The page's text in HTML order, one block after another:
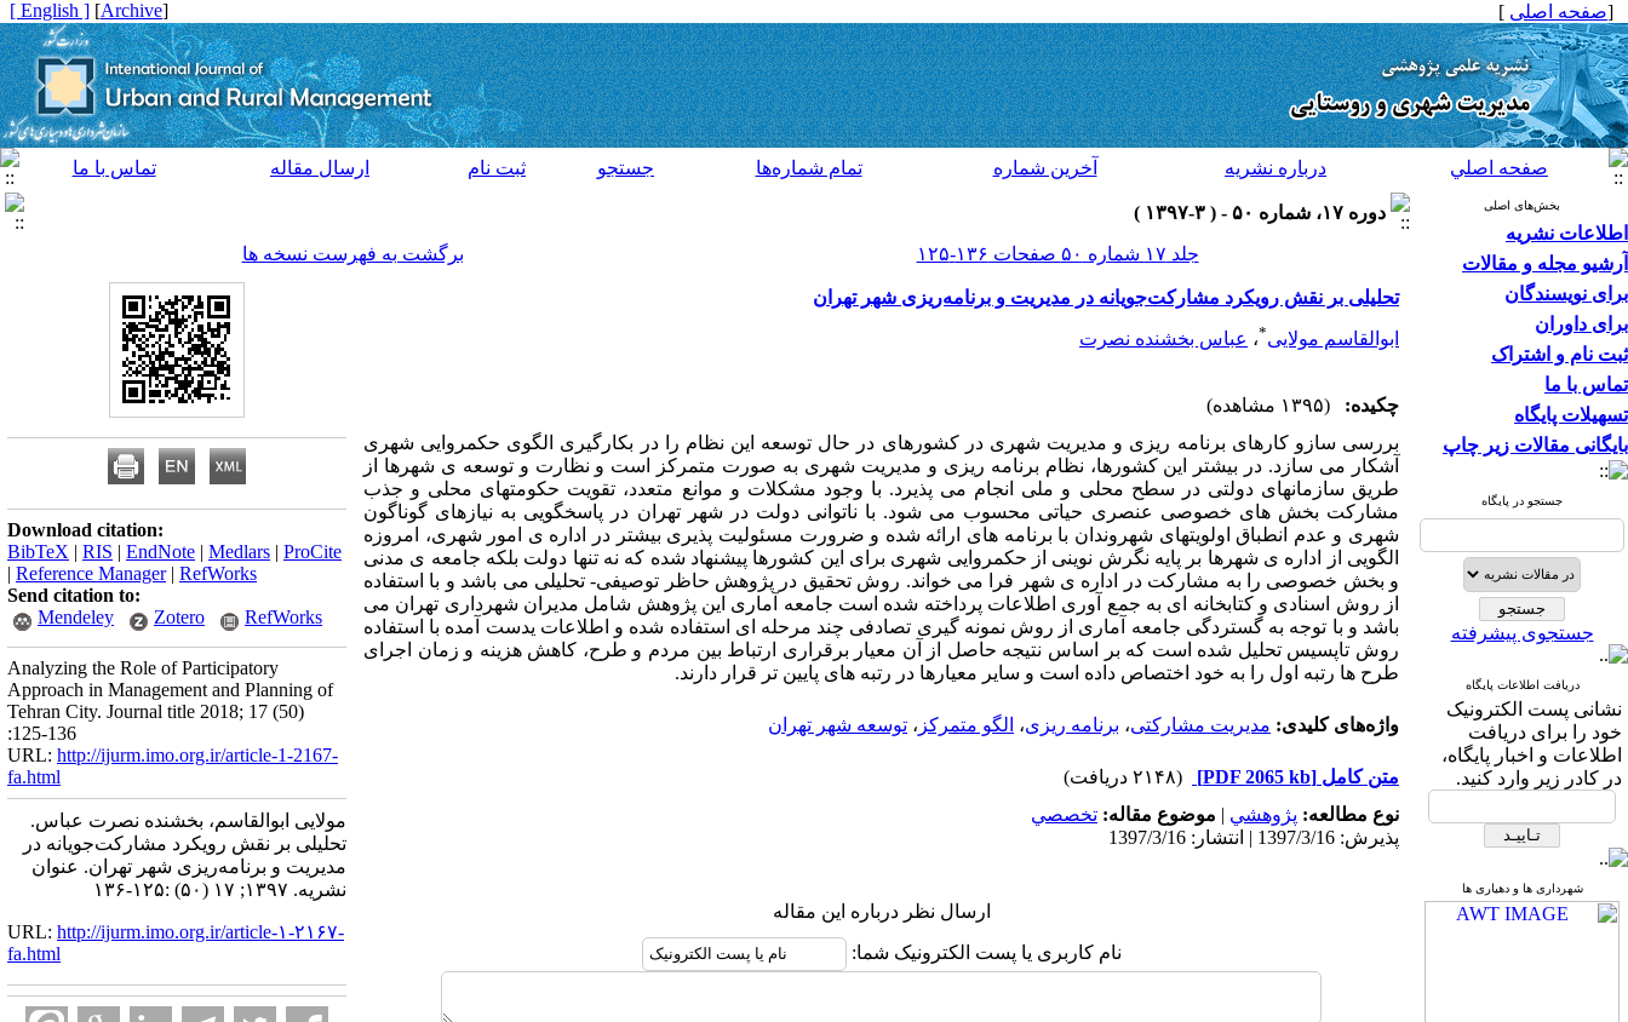
[صفحه اصلی ]
[
Archive
]
[ English ]
صفحه اصلي درباره نشريه آخرين شماره تمام شماره‌ها جستجو ثبت نام ارسال مقاله تماس با ما
بخش‌های اصلی
اطلاعات نشریه
آرشیو مجله و مقالات
برای نویسندگان
برای داوران
ثبت نام و اشتراک
تماس با ما
تسهیلات پایگاه
بایگانی مقالات زیر چاپ
جستجو در پایگاه
جستجوی پیشرفته
دریافت اطلاعات پایگاه
نشانی پست الکترونیک
خود را برای دریافت
اطلاعات و اخبار پایگاه،
در کادر زیر وارد کنید.
شهرداری ها و دهیاری ها
دوره ۱۷، شماره ۵۰ - ( ۳-۱۳۹۷ )
جلد ۱۷ شماره ۵۰ صفحات ۱۳۶-۱۲۵
برگشت به فهرست نسخه ها
تحلیلی بر نقش رویکرد مشارکت‌جویانه در مدیریت و برنامه‌ریزی شهر تهران
ابوالقاسم مولایی*، عباس بخشنده نصرت
چکیده:
(۱۳۹۵ مشاهده)
بررسی سازو کارهای برنامه ریزی و مدیریت شهری در کشورهای در حال توسعه این نظام را در بکارگیری الگوی حکمروایی شهری
آشکار می سازد. در بیشتر این کشورها، نظام برنامه ریزی و مدیریت شهری به صورت متمرکز است و نظارت و توسعه ی شهرها از
طریق سازمانهای دولتی در سطح محلی و ملی انجام می پذیرد. با وجود مشکلات و موانع متعدد، تقویت حکومتهای محلی و جذب
مشارکت بخش های خصوصی عنصری حیاتی محسوب می شود. با ناتوانی دولت در شهر تهران در پاسخگویی به نیازهای گوناگون
شهری و عدم انطباق اولویتهای شهروندان با برنامه های ارائه شده و ضرورت مسئولیت پذیری بیشتر در اداره ی امور شهری، امروزه
الگویی از اداره ی شهرها بر پایه نگرش نوینی از حکمروایی شهری برای این کشورها پیشنهاد شده که نه تنها دولت بلکه جامعه ی مدنی
و بخش خصوصی را به مشارکت در اداره ی شهر فرا می خواند. روش تحقیق در پژوهش حاظر توصیفی- تحلیلی می باشد و با استفاده
از روش اسنادی و کتابخانه ای به جمع آوری اطلاعات پرداخته شده است جامعه آماری این پژوهش شامل مدیران شهرداری تهران می
باشد و با توجه به گستردگی جامعه آماری از روش نمونه گیری تصادفی چند مرحله ای استفاده شده و اطلاعات یدست آمده با استفاده
روش‌ تاپسیس تحلیل شده است که بر اساس نتیجه حاصل از آن معیار برقراری ارتباط بین مردم و طرح، کاهش هزینه و زمان اجرای
طرح ها رتبه اول را به خود اختصاص داده است و سایر معیارها در رتبه های پایین تر قرار دارند.
واژه‌های کلیدی: مدیریت مشارکتی، برنامه ریزی، الگو متمرکز ، توسعه شهر تهران
متن کامل [PDF 2065 kb]
(۲۱۴۸ دریافت)
نوع مطالعه: پژوهشي | موضوع مقاله: تخصصي
پذیرش: 1397/3/16 | انتشار: 1397/3/16
ارسال نظر درباره این مقاله
نام کاربری یا پست الکترونیک شما:
Download citation:
BibTeX | RIS | EndNote | Medlars | ProCite
| Reference Manager| RefWorks
Send citation to:
Mendeley
Zotero RefWorks
Analyzing the Role of Participatory
Approach in Management and Planning of
Tehran City. Journal title 2018; 17 (50)
:125-136
URL: http://ijurm.imo.org.ir/article-1-2167-
fa.html
مولایی ابوالقاسم، بخشنده نصرت عباس.
تحلیلی بر نقش رویکرد مشارکت‌جویانه در
مدیریت و برنامه‌ریزی شهر تهران. عنوان
نشریه. ۱۳۹۷; ۱۷ (۵۰) :۱۲۵-۱۳۶
URL: http://ijurm.imo.org.ir/article-۱-۲۱۶۷-
fa.html